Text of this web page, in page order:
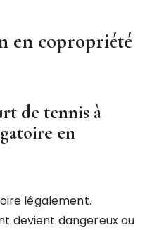
en copropriété
de tennis à
en
légalement.
devient dangereux ou